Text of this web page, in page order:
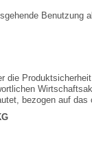
die
bezogen auf